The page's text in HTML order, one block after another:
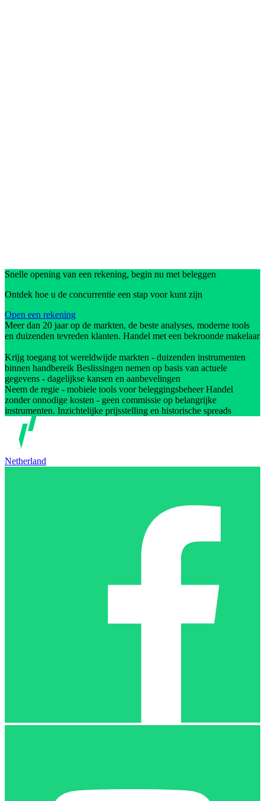
Snelle opening van een rekening, begin nu met beleggen
Ontdek hoe u de concurrentie een stap voor kunt zijn
Open een rekening
Meer dan 20 jaar op de markten, de beste analyses, moderne tools
en duizenden tevreden klanten. Handel met een bekroonde makelaar
Krijg toegang tot wereldwijde markten - duizenden instrumenten
binnen handbereik Beslissingen nemen op basis van actuele
gegevens - dagelijkse kansen en aanbevelingen
Neem de regie - mobiele tools voor beleggingsbeheer Handel
zonder onnodige kosten - geen commissie op belangrijke
instrumenten. Inzichtelijke prijsstelling en historische spreads
Netherland